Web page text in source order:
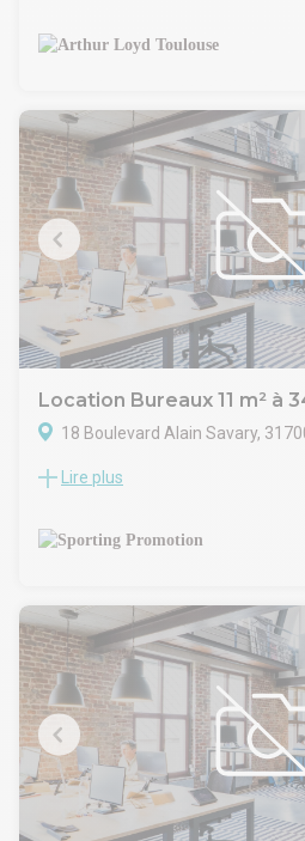
Blagnac. Bénéficiez d’un
immédiate des commerces et
bâtiments et proposent différentes
partir de 150 m², pour s’adapter à
profiterez de places de
extérieur. Les plateaux bénéficient
entièrement rénovés, de
et de sanitaires PMR pour plus de
Location Bureaux 11 m² à
18 Boulevard Alain Savary,
Profitez d'un bureau lumineux de
tiers-lieu Sporting Village, vous
commodités sur place : restaurant
différents espaces extérieurs :
quoi passer de bonnes journées
calme et agréable !
Le bureau est entièrement
installer : bureau, caisson, fauteuil,
armoire de rangement. De
proposés : café, imprimante,
sécurisé...
Localisation et accès :
Lire plus